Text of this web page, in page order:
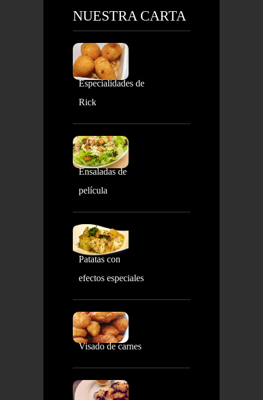
NUESTRA CARTA
Especialidades de
Rick
Ensaladas de
película
Patatas con
efectos especiales
Visado de carnes